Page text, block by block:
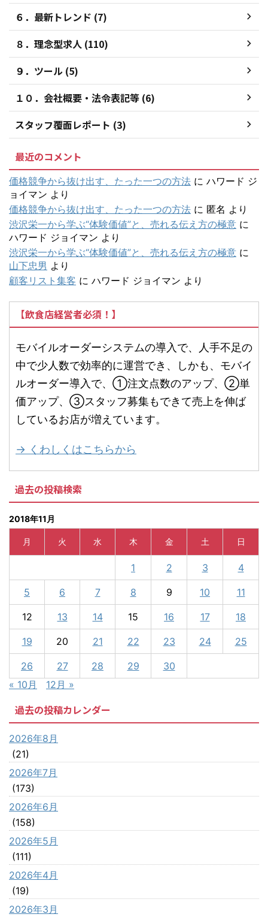
６．最新トレンド (7)
８．理念型求人 (110)
９．ツール (5)
１０．会社概要・法令表記等 (6)
スタッフ覆面レポート (3)
最近のコメント
価格競争から抜け出す、たった一つの方法 に ハワード ジ
ョイマン より
価格競争から抜け出す、たった一つの方法 に 匿名 より
渋沢栄一から学ぶ“体験価値”と、売れる伝え方の極意 に
ハワード ジョイマン より
渋沢栄一から学ぶ“体験価値”と、売れる伝え方の極意 に
山下忠男 より
顧客リスト集客 に ハワード ジョイマン より
【飲食店経営者必須！】
モバイルオーダーシステムの導入で、人手不足の
中で少人数で効率的に運営でき、しかも、モバイ
ルオーダー導入で、①注文点数のアップ、②単
価アップ、③スタッフ募集もできて売上を伸ば
しているお店が増えています。
→ くわしくはこちらから
過去の投稿検索
2018年11月
月 火 水 木 金 土 日
1 2 3 4
5 6 7 8 9 10 11
12 13 14 15 16 17 18
19 20 21 22 23 24 25
26 27 28 29
30
« 10月
12月 »
過去の投稿カレンダー
2026年8月
(21)
2026年7月
(173)
2026年6月
(158)
2026年5月
(111)
2026年4月
(19)
2026年3月